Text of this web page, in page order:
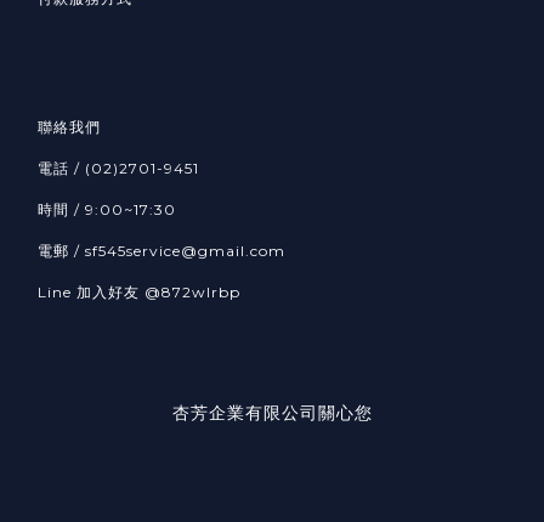
聯絡我們
電話 / (02)2701-9451
時間 / 9:00~17:30
電郵 / sf545service@gmail.com
Line 加入好友 @872wlrbp
杏芳企業有限公司關心您